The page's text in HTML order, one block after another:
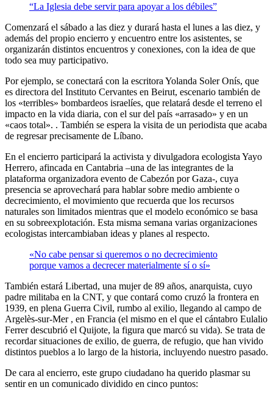
“La Iglesia debe servir para apoyar a los débiles”
Comenzará el sábado a las diez y durará hasta el lunes a las diez, y
además del propio encierro y encuentro entre los asistentes, se
organizarán distintos encuentros y conexiones, con la idea de que
todo sea muy participativo.
Por ejemplo, se conectará con la escritora Yolanda Soler Onís, que
es directora del Instituto Cervantes en Beirut, escenario también de
los «terribles» bombardeos israelíes, que relatará desde el terreno el
impacto en la vida diaria, con el sur del país «arrasado» y en un
«caos total». . También se espera la visita de un periodista que acaba
de regresar precisamente de Líbano.
En el encierro participará la activista y divulgadora ecologista Yayo
Herrero, afincada en Cantabria –una de las integrantes de la
plataforma organizadora evento de Cabezón por Gaza-, cuya
presencia se aprovechará para hablar sobre medio ambiente o
decrecimiento, el movimiento que recuerda que los recursos
naturales son limitados mientras que el modelo económico se basa
en su sobreexplotación. Esta misma semana varias organizaciones
ecologistas intercambiaban ideas y planes al respecto.
«No cabe pensar si queremos o no decrecimiento
porque vamos a decrecer materialmente sí o sí»
También estará Libertad, una mujer de 89 años, anarquista, cuyo
padre militaba en la CNT, y que contará como cruzó la frontera en
1939, en plena Guerra Civil, rumbo al exilio, llegando al campo de
Argelès-sur-Mer , en Francia (el mismo en el que el cántabro Eulalio
Ferrer descubrió el Quijote, la figura que marcó su vida). Se trata de
recordar situaciones de exilio, de guerra, de refugio, que han vivido
distintos pueblos a lo largo de la historia, incluyendo nuestro pasado.
De cara al encierro, este grupo ciudadano ha querido plasmar su
sentir en un comunicado dividido en cinco puntos: